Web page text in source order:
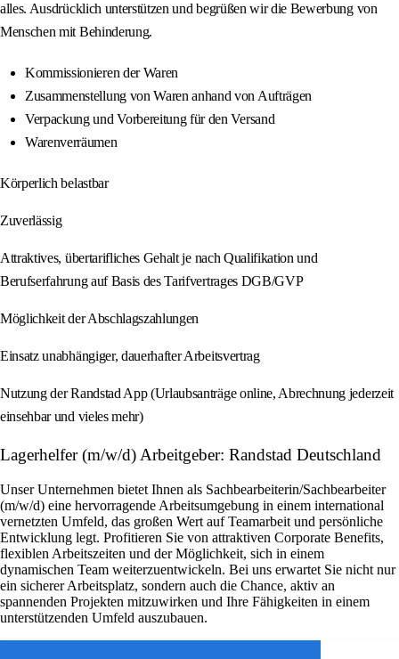
alles. Ausdrücklich unterstützen und begrüßen wir die Bewerbung von
Menschen mit Behinderung.
Kommissionieren der Waren
Zusammenstellung von Waren anhand von Aufträgen
Verpackung und Vorbereitung für den Versand
Warenverräumen
Körperlich belastbar
Zuverlässig
Attraktives, übertarifliches Gehalt je nach Qualifikation und
Berufserfahrung auf Basis des Tarifvertrages DGB/GVP
Möglichkeit der Abschlagszahlungen
Einsatz unabhängiger, dauerhafter Arbeitsvertrag
Nutzung der Randstad App (Urlaubsanträge online, Abrechnung jederzeit
einsehbar und vieles mehr)
Lagerhelfer (m/w/d) Arbeitgeber: Randstad Deutschland
Unser Unternehmen bietet Ihnen als Sachbearbeiterin/Sachbearbeiter
(m/w/d) eine hervorragende Arbeitsumgebung in einem international
vernetzten Umfeld, das großen Wert auf Teamarbeit und persönliche
Entwicklung legt. Profitieren Sie von attraktiven Corporate Benefits,
flexiblen Arbeitszeiten und der Möglichkeit, sich in einem
dynamischen Team weiterzuentwickeln. Bei uns erwartet Sie nicht nur
ein sicherer Arbeitsplatz, sondern auch die Chance, aktiv an
spannenden Projekten mitzuwirken und Ihre Fähigkeiten in einem
unterstützenden Umfeld auszubauen.